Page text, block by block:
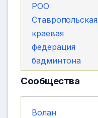
РОО
Ставропольская
краевая
федерация
бадминтона
Сообщества
Волан